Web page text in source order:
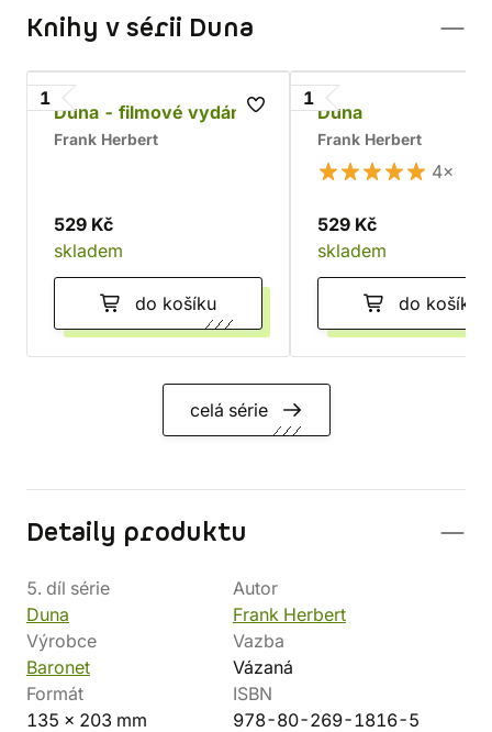
Knihy v sérii Duna
1
Duna - filmové vydání
Frank Herbert
529 Kč
skladem
do košíku
1
Duna
Frank Herbert
4×
529 Kč
skladem
do košíku
celá série
Detaily produktu
5. díl série
Duna
Autor
Frank Herbert
Výrobce
Baronet
Vazba
Vázaná
Formát
135 x 203 mm
ISBN
978-80-269-1816-5